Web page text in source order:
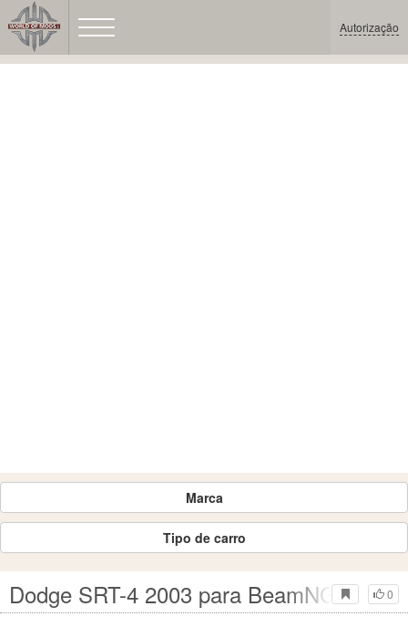
Autorização
Marca
Tipo de carro
0
Dodge SRT-4 2003 para BeamNG Drive